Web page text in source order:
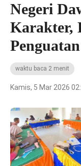
Negeri
Karakter,
waktu baca 2 menit
Kamis, 5 Mar 2026